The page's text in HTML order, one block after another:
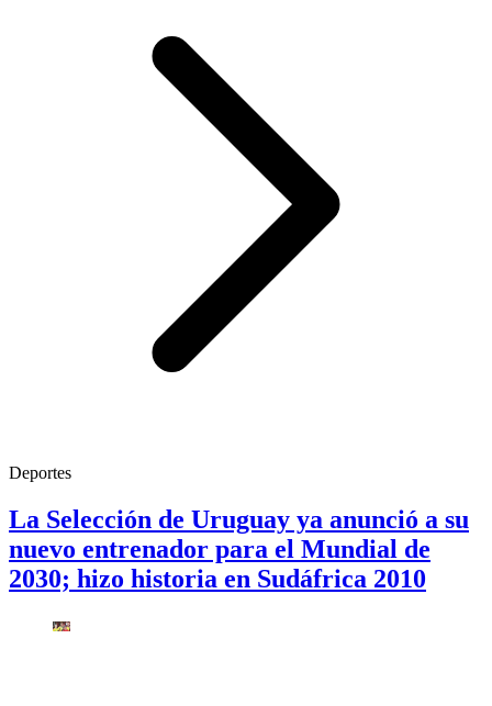
Deportes
La Selección de Uruguay ya anunció a su
nuevo entrenador para el Mundial de
2030; hizo historia en Sudáfrica 2010